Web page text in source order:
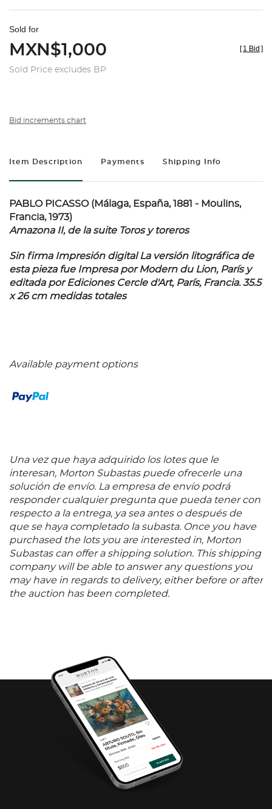
Sold for
MXN$1,000
Sold Price excludes BP
[ 1 Bid ]
Bid increments chart
Item Description Payments Shipping Info
PABLO PICASSO (Málaga, España, 1881 - Moulins,
Francia, 1973)
Amazona II, de la suite Toros y toreros
Sin firma Impresión digital La versión litográfica de
esta pieza fue Impresa por Modern du Lion, París y
editada por Ediciones Cercle d'Art, París, Francia. 35.5
x 26 cm medidas totales
Available payment options
Una vez que haya adquirido los lotes que le
interesan, Morton Subastas puede ofrecerle una
solución de envío. La empresa de envío podrá
responder cualquier pregunta que pueda tener con
respecto a la entrega, ya sea antes o después de
que se haya completado la subasta. Once you have
purchased the lots you are interested in, Morton
Subastas can offer a shipping solution. This shipping
company will be able to answer any questions you
may have in regards to delivery, either before or after
the auction has been completed.